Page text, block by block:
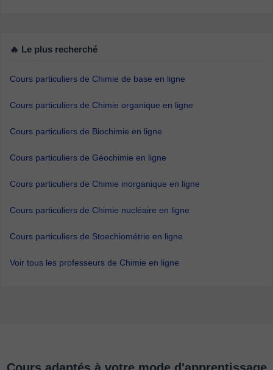
🔥 Le plus recherché
Cours particuliers de Chimie de base en ligne
Cours particuliers de Chimie organique en ligne
Cours particuliers de Biochimie en ligne
Cours particuliers de Géochimie en ligne
Cours particuliers de Chimie inorganique en ligne
Cours particuliers de Chimie nucléaire en ligne
Cours particuliers de Stoechiométrie en ligne
Voir tous les professeurs de Chimie en ligne